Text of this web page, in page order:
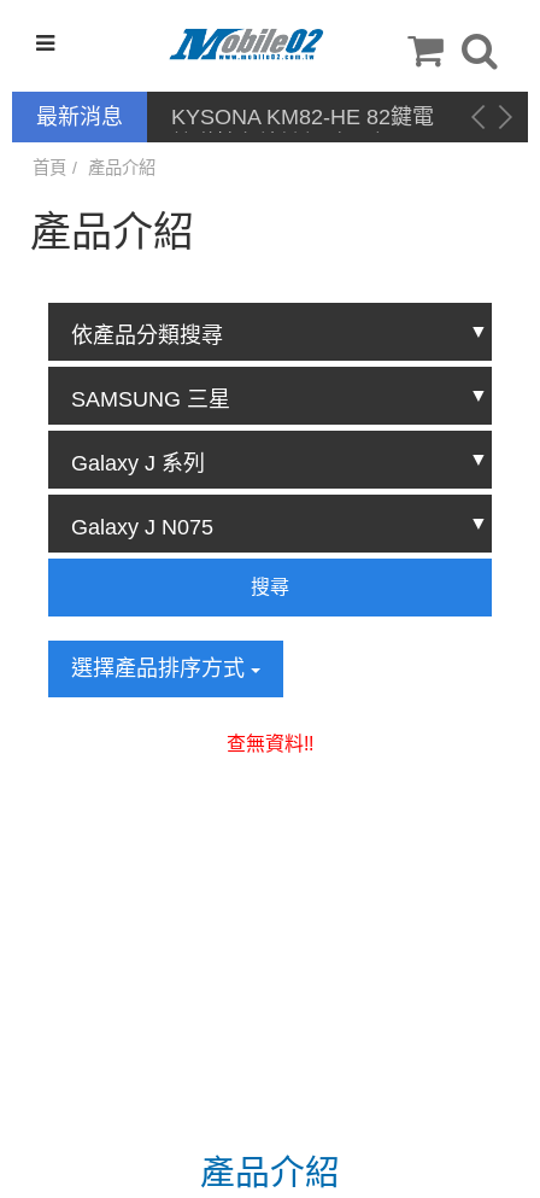
最新消息
KYSONA KM82-HE 82鍵電
競磁軸有線鍵盤 產品網頁驅
產品介紹
首頁 產品介紹
產品介紹
搜尋
選擇產品排序方式
查無資料!!